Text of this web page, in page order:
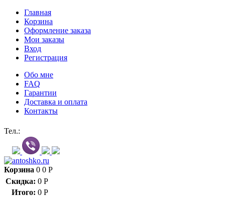
Главная
Корзина
Оформление заказа
Мои заказы
Вход
Регистрация
Обо мне
FAQ
Гарантии
Доставка и оплата
Контакты
Тел.:
Корзина 0 0 Р
Скидка: 0 Р
Итого: 0 Р